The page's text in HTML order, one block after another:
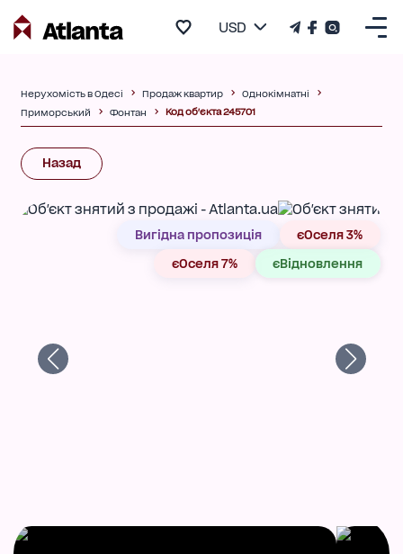
USD
Нерухомість в Одесі Продаж квартир
Однокімнатні
Приморський
Фонтан Код об'єкта 245701
Назад
Вигідна пропозиція
єОселя 3%
єОселя 7%
єВідновлення